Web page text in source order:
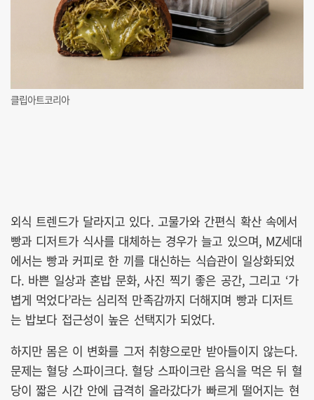
클립아트코리아
외식 트렌드가 달라지고 있다. 고물가와 간편식 확산 속에서
빵과 디저트가 식사를 대체하는 경우가 늘고 있으며, MZ세대
에서는 빵과 커피로 한 끼를 대신하는 식습관이 일상화되었
다. 바쁜 일상과 혼밥 문화, 사진 찍기 좋은 공간, 그리고 ‘가
볍게 먹었다’라는 심리적 만족감까지 더해지며 빵과 디저트
는 밥보다 접근성이 높은 선택지가 되었다.
하지만 몸은 이 변화를 그저 취향으로만 받아들이지 않는다.
문제는 혈당 스파이크다. 혈당 스파이크란 음식을 먹은 뒤 혈
당이 짧은 시간 안에 급격히 올라갔다가 빠르게 떨어지는 현